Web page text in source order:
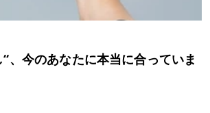
、今のあなたに本当に合っていま